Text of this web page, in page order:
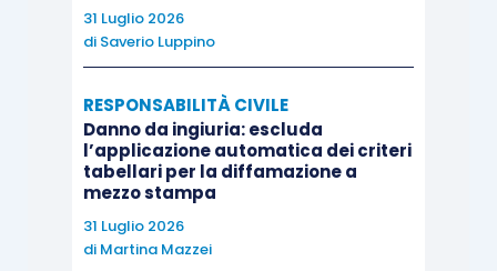
identificabili, tenuto conto che ad esse sono
correlate forme di gestione e responsabilità
differenti. È opportuno che esse siano
costantemente monitorate anche al fine di valutare,
almeno annualmente, la necessità del loro
aggiornamento. Poiché il comma 2 bis dell’art. 1
della l. 190/2012, così come modificato dal d.lgs.
97/2016, ha reso obbligatoria l’adozione delle
31 Luglio 2026
di Saverio Luppino
RESPONSABILITÀ CIVILE
Danno da ingiuria: escluda
l’applicazione automatica dei criteri
tabellari per la diffamazione a
mezzo stampa
31 Luglio 2026
di Martina Mazzei